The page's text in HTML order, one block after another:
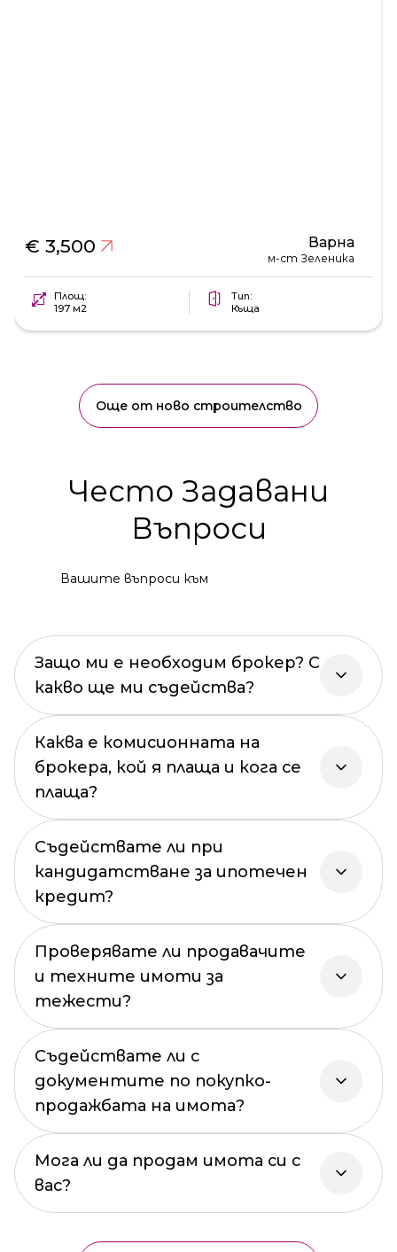
€ 3,500 Варна
м-ст Зеленика
Площ:
197 м2
Тип:
Къща
Още от ново строителство
Често Задавани
Въпроси
Вашите въпроси към
Защо ми е необходим брокер? С
какво ще ми съдейства?
Каква е комисионната на
брокера, кой я плаща и кога се
плаща?
Съдействате ли при
кандидатстване за ипотечен
кредит?
Проверявате ли продавачите
и техните имоти за
тежести?
Съдействате ли с
документите по покупко-
продажбата на имота?
Мога ли да продам имота си с
вас?